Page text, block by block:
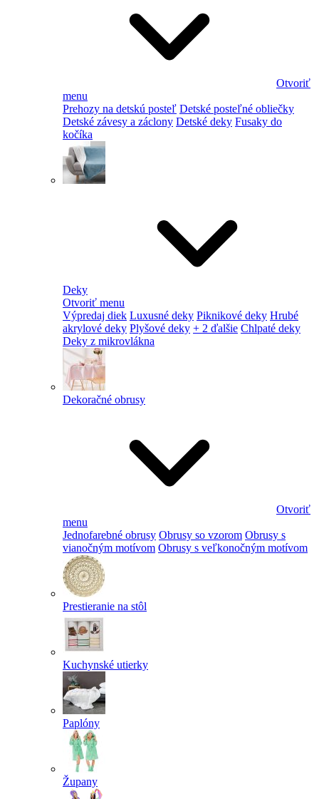
Otvoriť
menu
Prehozy na detskú posteľ Detské posteľné obliečky
Detské závesy a záclony Detské deky Fusaky do
kočíka
Deky
Otvoriť menu
Výpredaj diek Luxusné deky Piknikové deky Hrubé
akrylové deky Plyšové deky + 2 ďalšie Chlpaté deky
Deky z mikrovlákna
Dekoračné obrusy
Otvoriť
menu
Jednofarebné obrusy Obrusy so vzorom Obrusy s
vianočným motívom Obrusy s veľkonočným motívom
Prestieranie na stôl
Kuchynské utierky
Paplóny
Župany